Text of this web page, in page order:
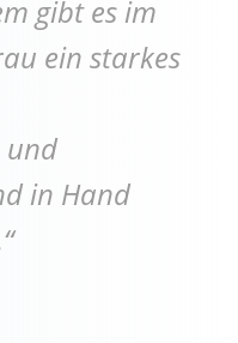
gibt es im
ein starkes
und
in Hand